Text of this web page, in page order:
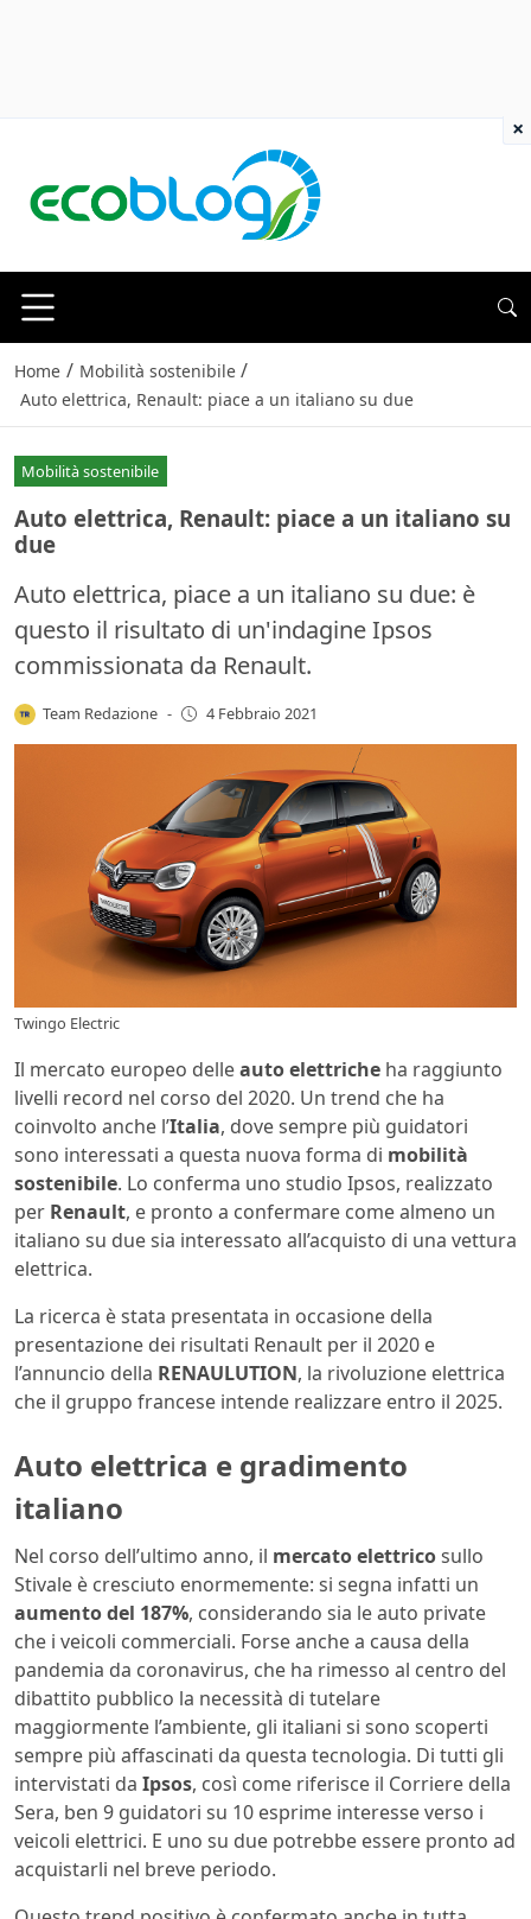
Home / Mobilità sostenibile /
Auto elettrica, Renault: piace a un italiano su due
Mobilità sostenibile
Auto elettrica, Renault: piace a un italiano su
due
Auto elettrica, piace a un italiano su due: è
questo il risultato di un'indagine Ipsos
commissionata da Renault.
Team Redazione - 4 Febbraio 2021
Twingo Electric
Il mercato europeo delleauto elettriche ha raggiunto
livelli record nel corso del 2020. Un trend che ha
coinvolto anche l’Italia, dove sempre più guidatori
sono interessati a questa nuova forma di mobilità
sostenibile. Lo conferma uno studio Ipsos, realizzato
per Renault, e pronto a confermare come almeno un
italiano su due sia interessato all’acquisto di una vettura
elettrica.
La ricerca è stata presentata in occasione della
presentazione dei risultati Renault per il 2020 e
l’annuncio della RENAULUTION, la rivoluzione elettrica
che il gruppo francese intende realizzare entro il 2025.
Auto elettrica e gradimento
italiano
Nel corso dell’ultimo anno, il mercato elettricosullo
Stivale è cresciuto enormemente: si segna infatti un
aumento del 187%, considerando sia le auto private
che i veicoli commerciali. Forse anche a causa della
pandemia da coronavirus, che ha rimesso al centro del
dibattito pubblico la necessità di tutelare
maggiormente l’ambiente, gli italiani si sono scoperti
sempre più affascinati da questa tecnologia. Di tutti gli
intervistati da Ipsos, così come riferisce il Corriere della
Sera, ben 9 guidatori su 10 esprime interesse verso i
veicoli elettrici. E uno su due potrebbe essere pronto ad
acquistarli nel breve periodo.
×